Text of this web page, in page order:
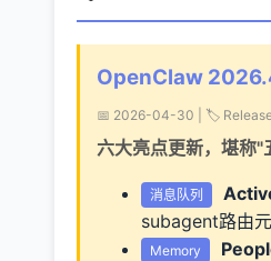
OpenClaw
📅 2026-04-30 | 🏷️ Release
六大亮点更新，堪称"
消息队列
subagent路由
Memory